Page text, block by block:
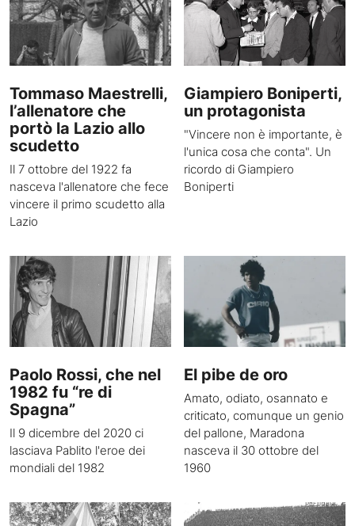
Tommaso Maestrelli,
l’allenatore che
portò la Lazio allo
scudetto
Il 7 ottobre del 1922 fa
nasceva l'allenatore che fece
vincere il primo scudetto alla
Lazio
Giampiero Boniperti,
un protagonista
"Vincere non è importante, è
l'unica cosa che conta". Un
ricordo di Giampiero
Boniperti
Paolo Rossi, che nel
1982 fu “re di
Spagna”
Il 9 dicembre del 2020 ci
lasciava Pablito l'eroe dei
mondiali del 1982
El pibe de oro
Amato, odiato, osannato e
criticato, comunque un genio
del pallone, Maradona
nasceva il 30 ottobre del
1960